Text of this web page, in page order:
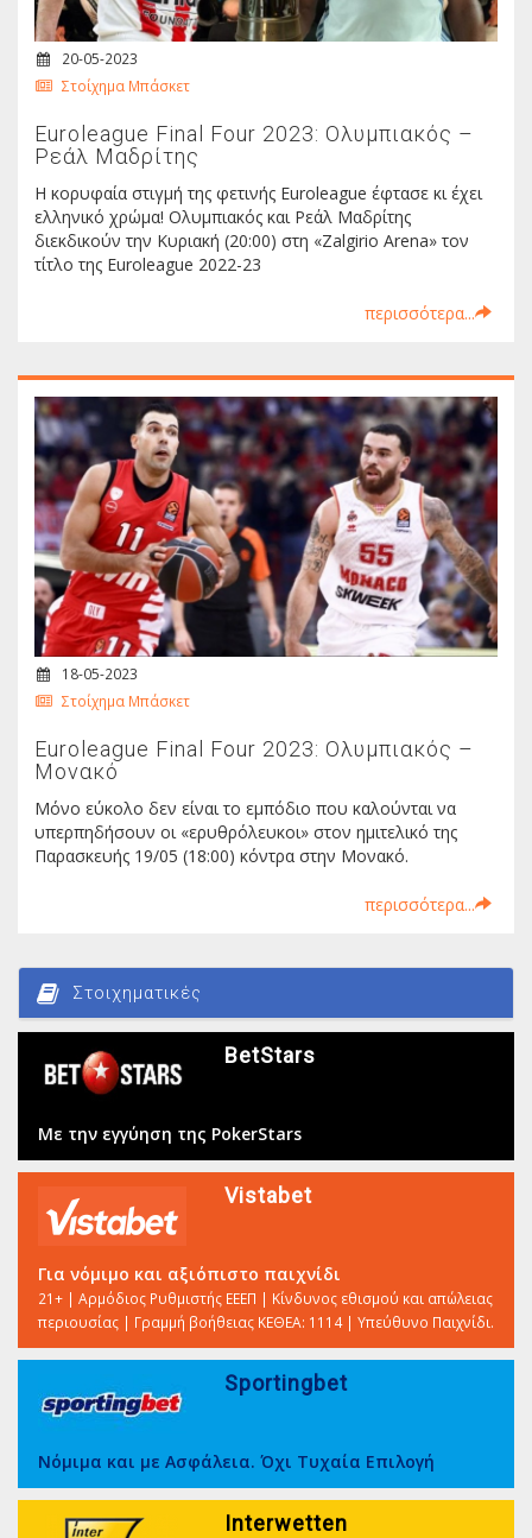
20-05-2023
Στοίχημα Μπάσκετ
Euroleague Final Four 2023: Ολυμπιακός –
Ρεάλ Μαδρίτης
Η κορυφαία στιγμή της φετινής Euroleague έφτασε κι έχει
ελληνικό χρώμα! Ολυμπιακός και Ρεάλ Μαδρίτης
διεκδικούν την Κυριακή (20:00) στη «Zalgirio Arena» τον
τίτλο της Euroleague 2022-23
περισσότερα...
18-05-2023
Στοίχημα Μπάσκετ
Euroleague Final Four 2023: Ολυμπιακός –
Μονακό
Μόνο εύκολο δεν είναι το εμπόδιο που καλούνται να
υπερπηδήσουν οι «ερυθρόλευκοι» στον ημιτελικό της
Παρασκευής 19/05 (18:00) κόντρα στην Μονακό.
περισσότερα...
Στοιχηματικές
BetStars
Με την εγγύηση της PokerStars
Vistabet
Για νόμιμο και αξιόπιστο παιχνίδι
21+ | Αρμόδιος Ρυθμιστής ΕΕΕΠ | Κίνδυνος εθισμού και απώλειας
περιουσίας | Γραμμή βοήθειας ΚΕΘΕΑ: 1114 | Υπεύθυνο Παιχνίδι.
Sportingbet
Νόμιμα και με Ασφάλεια. Όχι Τυχαία Επιλογή
Interwetten